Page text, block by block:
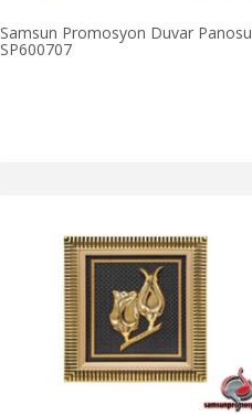
Samsun Promosyon Duvar Panosu
SP600707